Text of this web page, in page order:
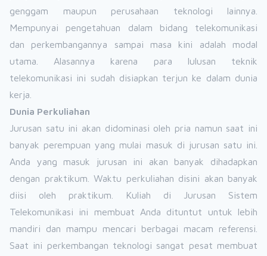
genggam maupun perusahaan teknologi lainnya.
Mempunyai pengetahuan dalam bidang telekomunikasi
dan perkembangannya sampai masa kini adalah modal
utama. Alasannya karena para lulusan teknik
telekomunikasi ini sudah disiapkan terjun ke dalam dunia
kerja.
Dunia Perkuliahan
Jurusan satu ini akan didominasi oleh pria namun saat ini
banyak perempuan yang mulai masuk di jurusan satu ini.
Anda yang masuk jurusan ini akan banyak dihadapkan
dengan praktikum. Waktu perkuliahan disini akan banyak
diisi oleh praktikum. Kuliah di Jurusan Sistem
Telekomunikasi ini membuat Anda dituntut untuk lebih
mandiri dan mampu mencari berbagai macam referensi.
Saat ini perkembangan teknologi sangat pesat membuat